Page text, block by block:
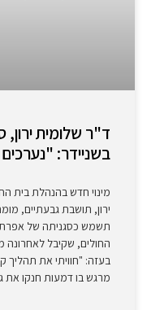
ד"ר שלומית
בשניידר:
מינוי חדש בהנהלת בית
ירון, תושבת גבעתיים,
תשמש כסגניתה של אפרת
החולים, שקיבל
בעזה: "חוויתי את תהליך
מרגש בו דמעות חנקו את